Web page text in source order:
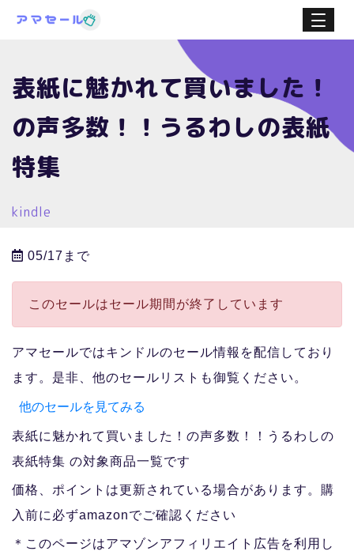
表紙に魅かれて買いました！
の声多数！！うるわしの表紙
特集
kindle
05/17まで
このセールはセール期間が終了しています
アマセールではキンドルのセール情報を配信しており
ます。是非、他のセールリストも御覧ください。
他のセールを見てみる
表紙に魅かれて買いました！の声多数！！うるわしの
表紙特集 の対象商品一覧です
価格、ポイントは更新されている場合があります。購
入前に必ずamazonでご確認ください
＊このページはアマゾンアフィリエイト広告を利用し